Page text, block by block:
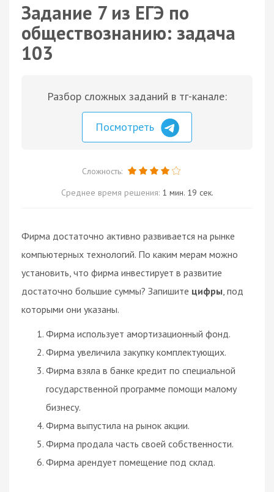
Задание 7 из ЕГЭ по
обществознанию: задача
103
Разбор сложных заданий в тг-канале:
Посмотреть
Сложность:
Среднее время решения: 1 мин. 19 сек.
Фирма достаточно активно развивается на рынке
компьютерных технологий. По каким мерам можно
установить, что фирма инвестирует в развитие
достаточно большие суммы? Запишите цифры , под
которыми они указаны.
Фирма использует амортизационный фонд.
Фирма увеличила закупку комплектующих.
Фирма взяла в банке кредит по специальной
государственной программе помощи малому
бизнесу.
Фирма выпустила на рынок акции.
Фирма продала часть своей собственности.
Фирма арендует помещение под склад.